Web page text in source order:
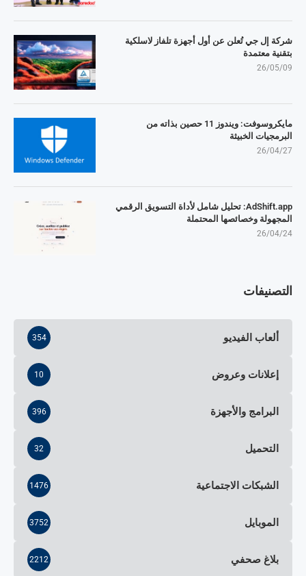
شركة إل جي تُعلن عن أول أجهزة تلفاز لاسلكية
بتقنية معتمدة
26/05/09
مايكروسوفت: ويندوز 11 حصين بذاته من
البرمجيات الخبيثة
26/04/27
AdShift.app: تحليل شامل لأداة التسويق الرقمي
المجهولة وخصائصها المحتملة
26/04/24
التصنيفات
ألعاب الفيديو 354
إعلانات وعروض 10
البرامج والأجهزة 396
التحميل 32
الشبكات الاجتماعية 1476
الموبايل 3752
بلاغ صحفي 2212